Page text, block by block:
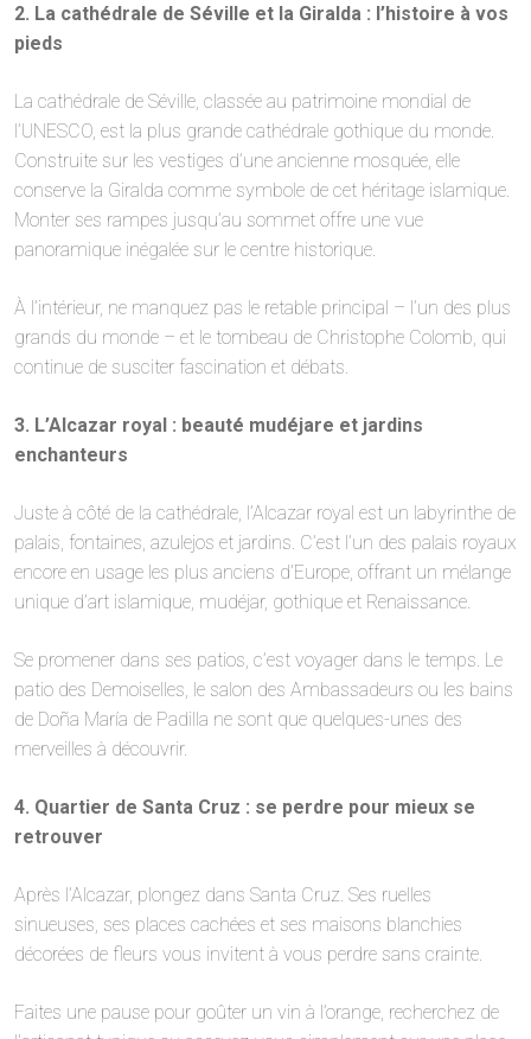
2. La cathédrale de Séville et la Giralda : l’histoire à vos
pieds
La cathédrale de Séville, classée au patrimoine mondial de
l’UNESCO, est la plus grande cathédrale gothique du monde.
Construite sur les vestiges d’une ancienne mosquée, elle
conserve la Giralda comme symbole de cet héritage islamique.
Monter ses rampes jusqu’au sommet offre une vue
panoramique inégalée sur le centre historique.
À l’intérieur, ne manquez pas le retable principal – l’un des plus
grands du monde – et le tombeau de Christophe Colomb, qui
continue de susciter fascination et débats.
3. L’Alcazar royal : beauté mudéjare et jardins
enchanteurs
Juste à côté de la cathédrale, l’Alcazar royal est un labyrinthe de
palais, fontaines, azulejos et jardins. C’est l’un des palais royaux
encore en usage les plus anciens d’Europe, offrant un mélange
unique d’art islamique, mudéjar, gothique et Renaissance.
Se promener dans ses patios, c’est voyager dans le temps. Le
patio des Demoiselles, le salon des Ambassadeurs ou les bains
de Doña María de Padilla ne sont que quelques-unes des
merveilles à découvrir.
4. Quartier de Santa Cruz : se perdre pour mieux se
retrouver
Après l’Alcazar, plongez dans Santa Cruz. Ses ruelles
sinueuses, ses places cachées et ses maisons blanchies
décorées de fleurs vous invitent à vous perdre sans crainte.
Faites une pause pour goûter un vin à l’orange, recherchez de